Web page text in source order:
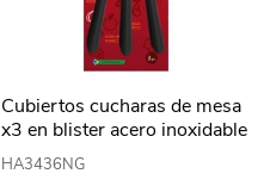
Cubiertos cucharas de mesa
x3 en blister acero inoxidable
NEGRO, ELEGANCE
MARTINAZZO
HA3436NG